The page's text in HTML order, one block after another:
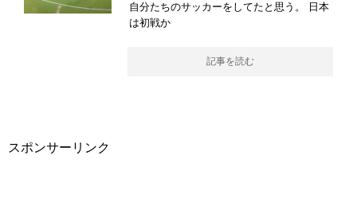
自分たちのサッカーをしてたと思う。 日本
は初戦か
記事を読む
スポンサーリンク